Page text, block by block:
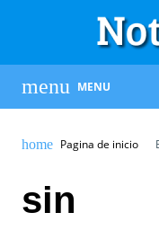
MENU
Pagina de inicio
sin